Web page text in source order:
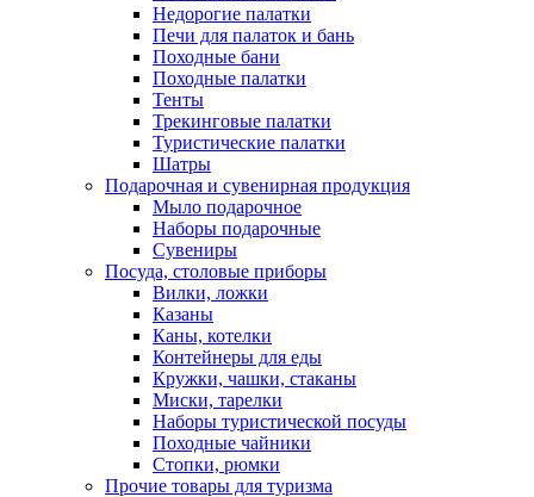
Недорогие палатки
Печи для палаток и бань
Походные бани
Походные палатки
Тенты
Трекинговые палатки
Туристические палатки
Шатры
Подарочная и сувенирная продукция
Мыло подарочное
Наборы подарочные
Сувениры
Посуда, столовые приборы
Вилки, ложки
Казаны
Каны, котелки
Контейнеры для еды
Кружки, чашки, стаканы
Миски, тарелки
Наборы туристической посуды
Походные чайники
Стопки, рюмки
Прочие товары для туризма